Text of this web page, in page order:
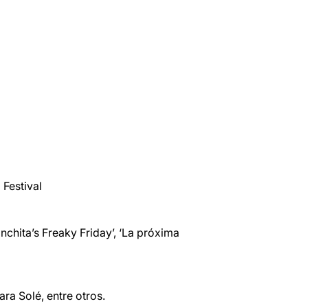
Freaky Friday’, ‘La próxima
Solé, entre otros.